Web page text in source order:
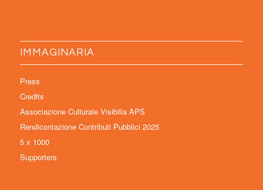
IMMAGINARIA
Press
Credits
Associazione Culturale Visibilia APS
Rendicontazione Contributi Pubblici 2025
5 x 1000
Supporters